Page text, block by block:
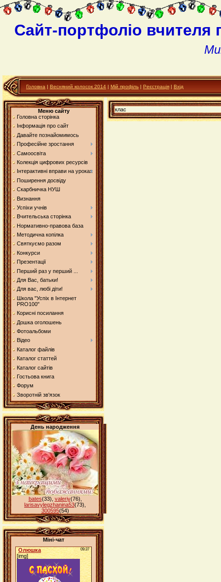
Сайт-портфоліо вчителя
Головна | Весняний колосок 2014 | Мій профіль | Реєстрація | Вхід
Меню сайту
Головна сторінка
Інформація про сайт
Давайте познайомимось
Професійне зростання
Самоосвіта
Колекція цифрових ресурсів
Інтерактивні вправи на уроках
Поширення досвіду
Скарбничка НУШ
Визнання
Успіхи учнів
Вчительська сторінка
Нормативно-правова база
Методична копілка
Святкуємо разом
Конкурси
Презентації
Перший раз у перший ...
Для Вас, батьки!
Для вас, любі діти!
Школа "Успіх в Інтернет
PRO100"
Корисні посилання
Дошка оголошень
Фотоальбоми
Відео
Каталог файлів
Каталог статтей
Каталог сайтів
Гостьова книга
Форум
Зворотній зв'язок
День народження
bates(33) valeriy(76)
larisavylegzhanina53(73)
300595(54)
Міні-чат
клас